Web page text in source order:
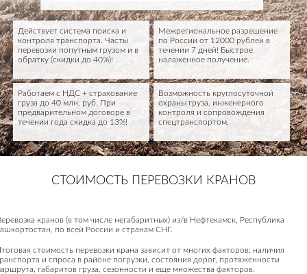
Межрегиональное разрешение
по России от 12000 рублей в
течении 7 дней! Быстрое
налаженное получение.
Действует система поиска и
контроля транспорта. Часты
перевозки попутным грузом и в
обратку (скидки до 40%)!
Возможность круглосуточной
охраны груза, инженерного
контроля и сопровождения
спецтранспортом.
Работаем с НДС + страхование
груза до 40 млн. руб. При
предварительном договоре в
течении года скидка до 13%!
СТОИМОСТЬ ПЕРЕВОЗКИ КРАНОВ
кранов (в том числе негабаритных) из/в Нефтекамск, Республика
по всей России и странам СНГ.
стоимость перевозки крана зависит от многих факторов: наличия
и спроса в районе погрузки, состояния дорог, протяженности
габаритов груза, сезонности и еще множества факторов.